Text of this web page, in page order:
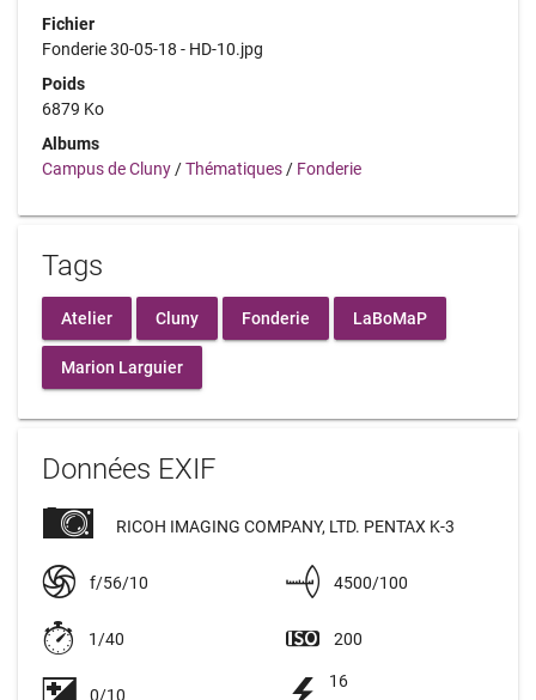
Fichier
Fonderie 30-05-18 - HD-10.jpg
Poids
6879 Ko
Albums
Campus de Cluny /Thématiques / Fonderie
Tags
Atelier Cluny Fonderie LaBoMaP
Marion Larguier
Données EXIF
RICOH IMAGING COMPANY, LTD. PENTAX K-3
f/56/10 4500/100
1/40 200
0/10
16